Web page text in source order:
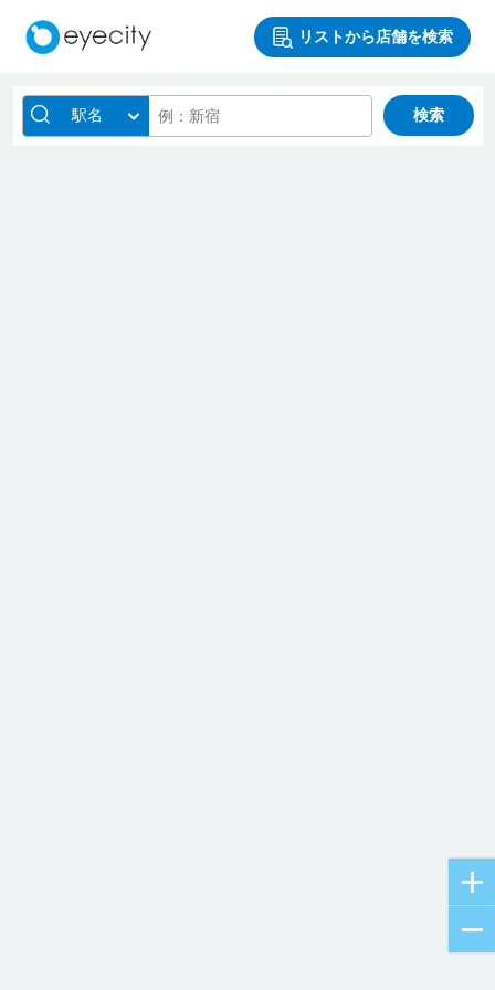
リストから店舗を検索
駅名 検索